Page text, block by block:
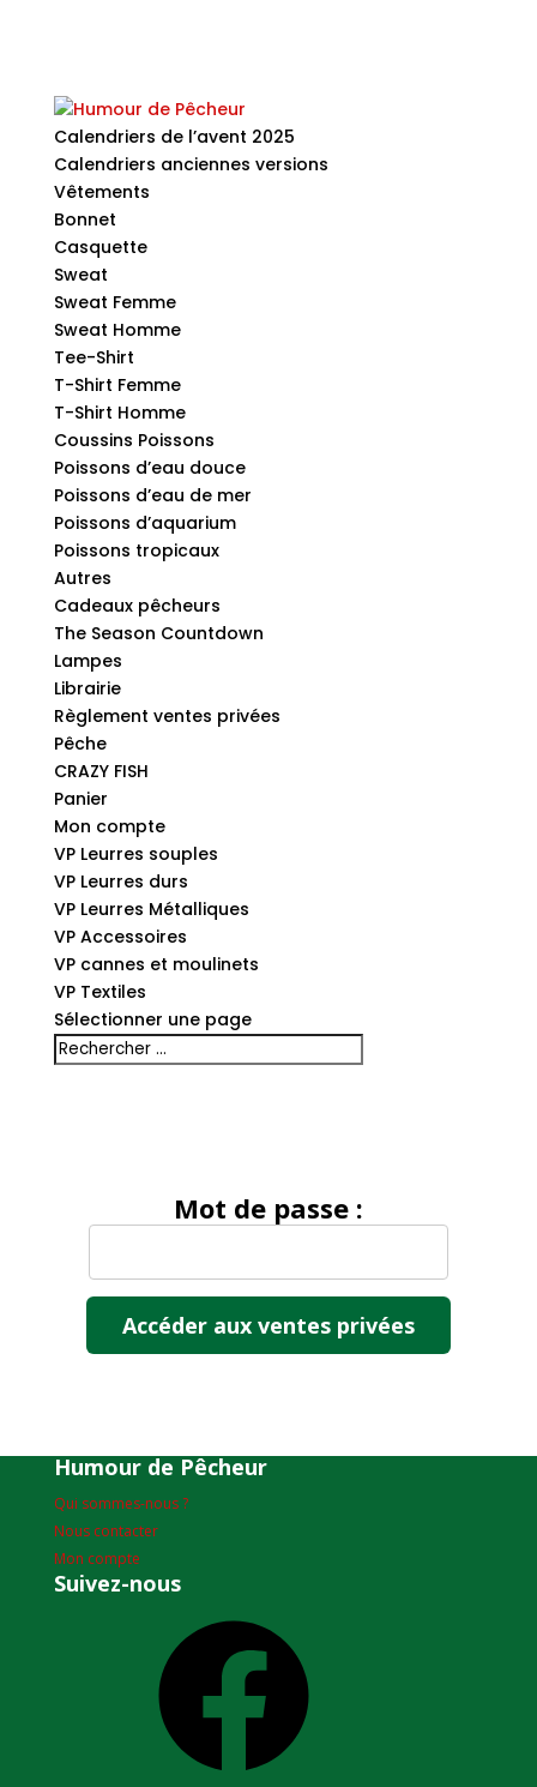
Calendriers de l’avent 2025
Calendriers anciennes versions
Vêtements
Bonnet
Casquette
Sweat
Sweat Femme
Sweat Homme
Tee-Shirt
T-Shirt Femme
T-Shirt Homme
Coussins Poissons
Poissons d’eau douce
Poissons d’eau de mer
Poissons d’aquarium
Poissons tropicaux
Autres
Cadeaux pêcheurs
The Season Countdown
Lampes
Librairie
Règlement ventes privées
Pêche
CRAZY FISH
Panier
Mon compte
VP Leurres souples
VP Leurres durs
VP Leurres Métalliques
VP Accessoires
VP cannes et moulinets
VP Textiles
Sélectionner une page
Mot de passe :
Humour de Pêcheur
Qui sommes-nous ?
Nous contacter
Mon compte
Suivez-nous